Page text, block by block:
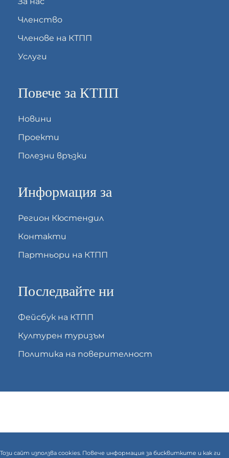
Членство
Членове на КТПП
Услуги
Повече за КТПП
Новини
Проекти
Полезни връзки
Информация за
Регион Кюстендил
Контакти
Партньори на КТПП
Последвайте ни
Фейсбук на КТПП
Културен туризъм
Политика на поверителност
Този сайт използва cookies. Повече информация за бисквитките и как ги